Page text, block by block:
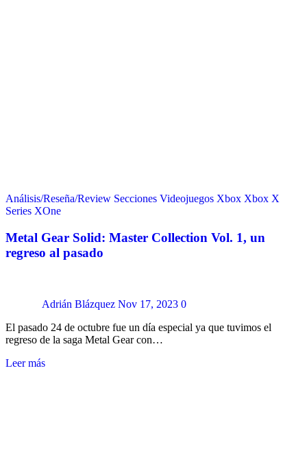
Análisis/Reseña/Review Secciones Videojuegos Xbox Xbox X
Series XOne
Metal Gear Solid: Master Collection Vol. 1, un
regreso al pasado
Adrián Blázquez Nov 17, 2023 0
El pasado 24 de octubre fue un día especial ya que tuvimos el
regreso de la saga Metal Gear con…
Leer más